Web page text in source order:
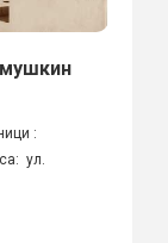
:
ул.